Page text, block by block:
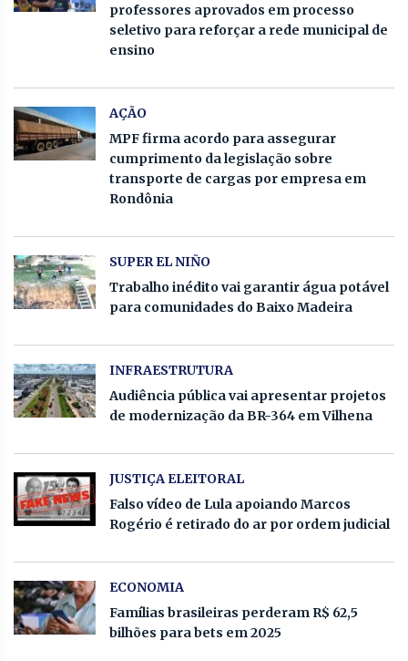
professores aprovados em processo
seletivo para reforçar a rede municipal de
ensino
AÇÃO
MPF firma acordo para assegurar
cumprimento da legislação sobre
transporte de cargas por empresa em
Rondônia
SUPER EL NIÑO
Trabalho inédito vai garantir água potável
para comunidades do Baixo Madeira
INFRAESTRUTURA
Audiência pública vai apresentar projetos
de modernização da BR-364 em Vilhena
JUSTIÇA ELEITORAL
Falso vídeo de Lula apoiando Marcos
Rogério é retirado do ar por ordem judicial
ECONOMIA
Famílias brasileiras perderam R$ 62,5
bilhões para bets em 2025